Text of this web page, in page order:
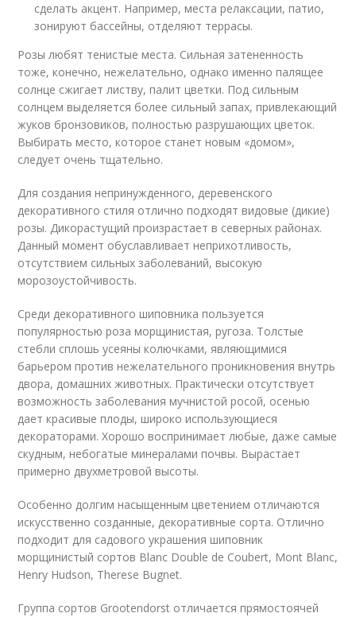
сделать акцент. Например, места релаксации, патио,
зонируют бассейны, отделяют террасы.
Розы любят тенистые места. Сильная затененность
тоже, конечно, нежелательно, однако именно палящее
солнце сжигает листву, палит цветки. Под сильным
солнцем выделяется более сильный запах, привлекающий
жуков бронзовиков, полностью разрушающих цветок.
Выбирать место, которое станет новым «домом»,
следует очень тщательно.
Для создания непринужденного, деревенского
декоративного стиля отлично подходят видовые (дикие)
розы. Дикорастущий произрастает в северных районах.
Данный момент обуславливает неприхотливость,
отсутствием сильных заболеваний, высокую
морозоустойчивость.
Среди декоративного шиповника пользуется
популярностью роза морщинистая, ругоза. Толстые
стебли сплошь усеяны колючками, являющимися
барьером против нежелательного проникновения внутрь
двора, домашних животных. Практически отсутствует
возможность заболевания мучнистой росой, осенью
дает красивые плоды, широко использующиеся
декораторами. Хорошо воспринимает любые, даже самые
скудным, небогатые минералами почвы. Вырастает
примерно двухметровой высоты.
Особенно долгим насыщенным цветением отличаются
искусственно созданные, декоративные сорта. Отлично
подходит для садового украшения шиповник
морщинистый сортов Blanc Double de Coubert, Mont Blanc,
Henry Hudson, Therese Bugnet.
Группа сортов Grootendorst отличается прямостоячей